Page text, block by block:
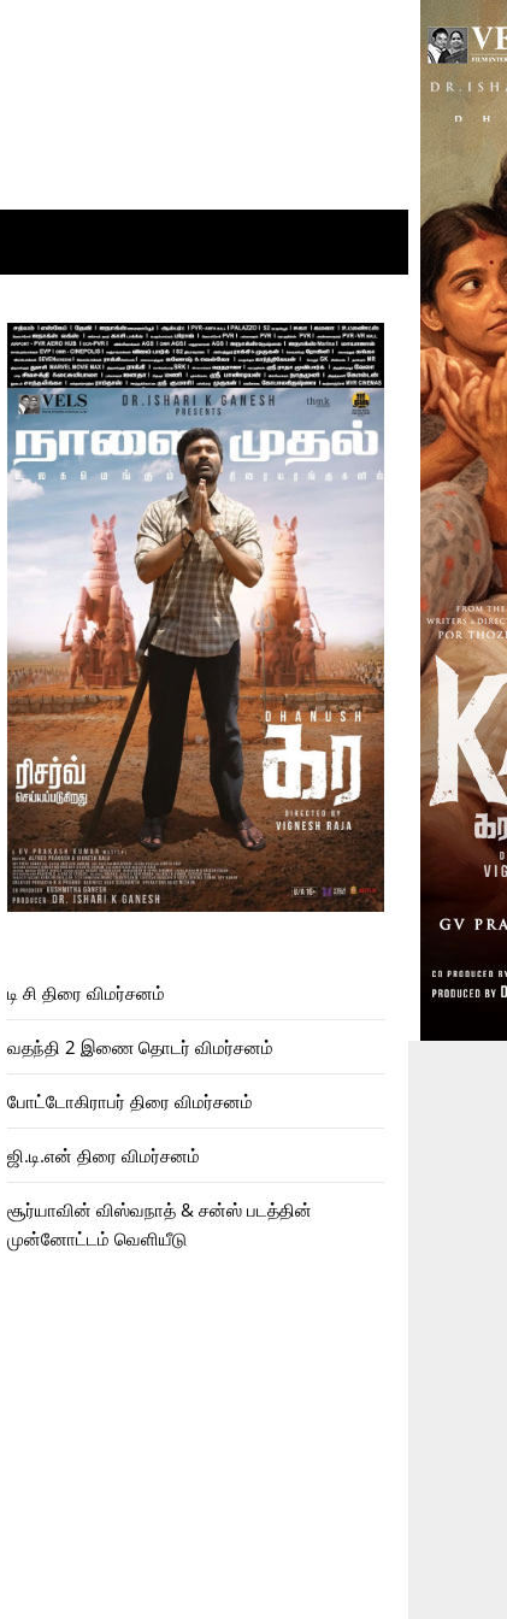
டி சி திரை விமர்சனம்
வதந்தி 2 இணை தொடர் விமர்சனம்
போட்டோகிராபர் திரை விமர்சனம்
ஜி.டி.என் திரை விமர்சனம்
சூர்யாவின் விஸ்வநாத் & சன்ஸ் படத்தின்
முன்னோட்டம் வெளியீடு